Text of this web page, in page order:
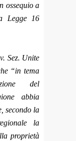
ossequio a
Legge 16
Sez. Unite
“in tema
del
abbia
secondo la
la
proprietà